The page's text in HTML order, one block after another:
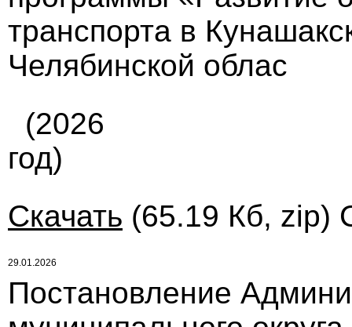
транспорта в
Челябинской облас
(2026
год)
Скачать (65.19 Кб, zip)
29.01.2026
Постановление